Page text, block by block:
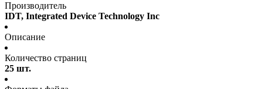
Производитель
IDT, Integrated Device Technology Inc
Описание
Количество страниц
25 шт.